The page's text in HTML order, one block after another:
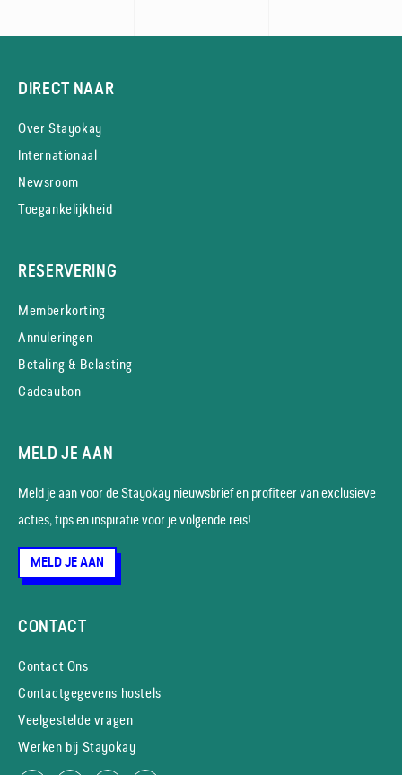
DIRECT NAAR
Over Stayokay
Internationaal
Newsroom
Toegankelijkheid
RESERVERING
Memberkorting
Annuleringen
Betaling & Belasting
Cadeaubon
MELD JE AAN
Meld je aan voor de Stayokay nieuws­brief en profiteer van exclusieve
acties, tips en inspiratie voor je volgende reis!
MELD JE AAN
CONTACT
Contact Ons
Contactgegevens hostels
Veelgestelde vragen
Werken bij Stayokay